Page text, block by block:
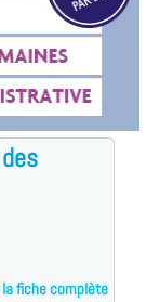
la fiche complète